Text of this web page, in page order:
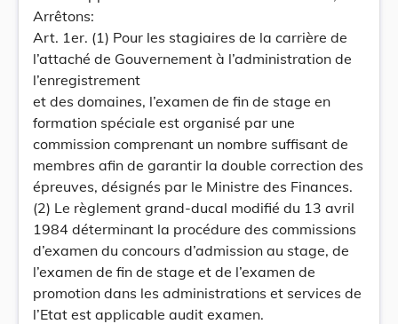
Arrêtons:
Art. 1er. (1) Pour les stagiaires de la carrière de
l’attaché de Gouvernement à l’administration de
l’enregistrement
et des domaines, l’examen de fin de stage en
formation spéciale est organisé par une
commission comprenant un nombre suffisant de
membres afin de garantir la double correction des
épreuves, désignés par le Ministre des Finances.
(2) Le règlement grand-ducal modifié du 13 avril
1984 déterminant la procédure des commissions
d’examen du concours d’admission au stage, de
l’examen de fin de stage et de l’examen de
promotion dans les administrations et services de
l’Etat est applicable audit examen.